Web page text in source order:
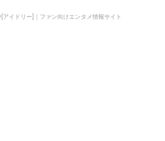
イドリー]｜ファン向けエンタメ情報サイト